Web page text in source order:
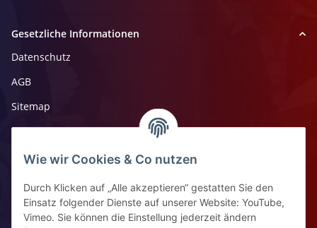
Wie wir Cookies & Co nutzen
Durch Klicken auf „Alle akzeptieren“ gestatten Sie den
Einsatz folgender Dienste auf unserer Website: YouTube,
Vimeo. Sie können die Einstellung jederzeit ändern
Gesetzliche Informationen
Datenschutz
AGB
Sitemap
Impressum
Widerrufsrecht
Kontaktinformationen